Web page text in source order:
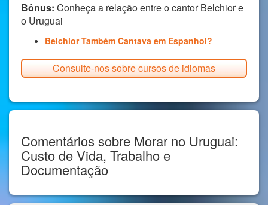
Bônus: Conheça a relação entre o cantor Belchior e
o Uruguai
Belchior Também Cantava em Espanhol?
Consulte-nos sobre cursos de idiomas
Comentários sobre Morar no Uruguai:
Custo de Vida, Trabalho e
Documentação